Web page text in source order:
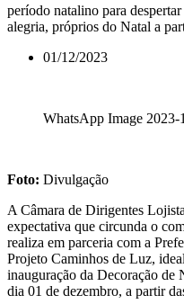
período natalino para
alegria, próprios do Natal a
01/12/2023
WhatsApp Image 2023-
Foto: Divulgação
A Câmara de Dirigentes
expectativa que circunda o
realiza em parceria com a
Projeto Caminhos de Luz,
inauguração da Decoração de
dia 01 de dezembro, a partir